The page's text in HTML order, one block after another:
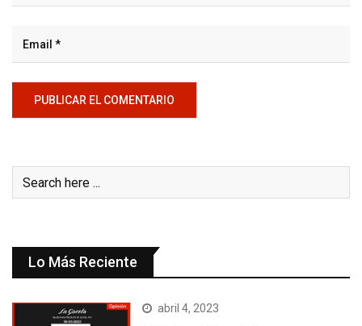
Lo Más Reciente
abril 4, 2023